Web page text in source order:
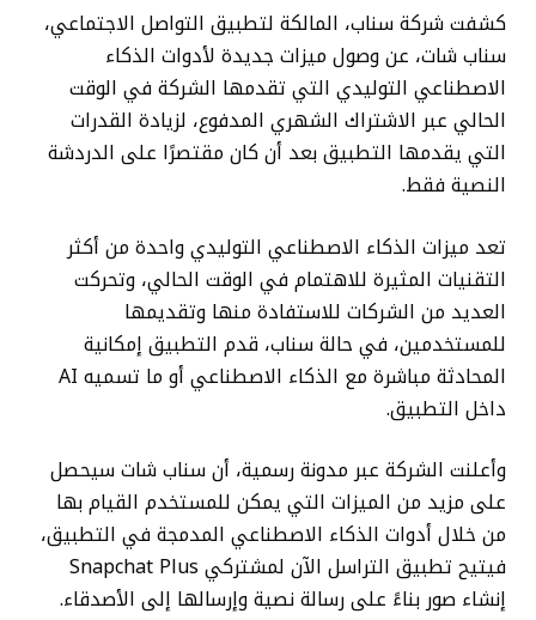
كشفت شركة سناب، المالكة لتطبيق التواصل الاجتماعي،
سناب شات، عن وصول ميزات جديدة لأدوات الذكاء
الاصطناعي التوليدي التي تقدمها الشركة في الوقت
الحالي عبر الاشتراك الشهري المدفوع، لزيادة القدرات
التي يقدمها التطبيق بعد أن كان مقتصرًا على الدردشة
النصية فقط.
تعد ميزات الذكاء الاصطناعي التوليدي واحدة من أكثر
التقنيات المثيرة للاهتمام في الوقت الحالي، وتحركت
العديد من الشركات للاستفادة منها وتقديمها
للمستخدمين، في حالة سناب، قدم التطبيق إمكانية
المحادثة مباشرة مع الذكاء الاصطناعي أو ما تسميه AI
داخل التطبيق.
وأعلنت الشركة عبر مدونة رسمية، أن سناب شات سيحصل
على مزيد من الميزات التي يمكن للمستخدم القيام بها
من خلال أدوات الذكاء الاصطناعي المدمجة في التطبيق،
فيتيح تطبيق التراسل الآن لمشتركي Snapchat Plus
إنشاء صور بناءً على رسالة نصية وإرسالها إلى الأصدقاء.